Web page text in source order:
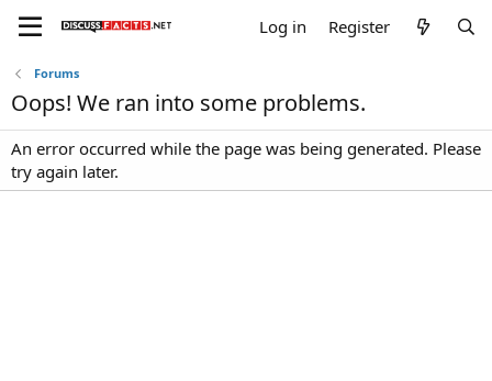
Log in Register
Forums
Oops! We ran into some problems.
An error occurred while the page was being generated. Please
try again later.